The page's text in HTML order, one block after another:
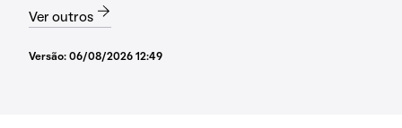
Ver outros
Versão: 06/08/2026 12:49